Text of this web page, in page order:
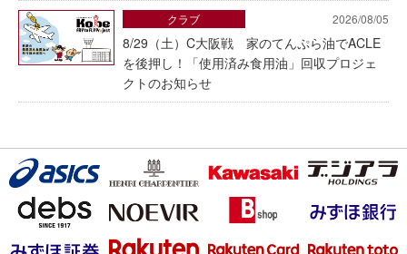
2026/08/05
8/29（土）C大阪戦 家のてんぷら油でACLE
を後押し！「使用済み食用油」回収プロジェ
クトのお知らせ
クラブ